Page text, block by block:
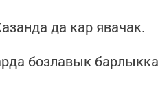
да кар явачак.
бозлавык барлыкка